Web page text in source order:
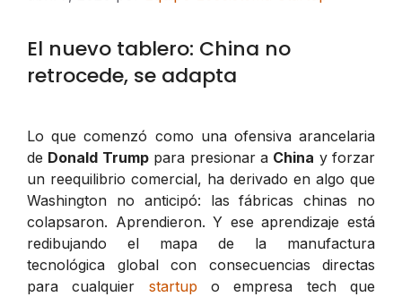
El nuevo tablero: China no
retrocede, se adapta
Lo que comenzó como una ofensiva arancelaria
de Donald Trumppara presionar a China y forzar
un reequilibrio comercial, ha derivado en algo que
Washington no anticipó: las fábricas chinas no
colapsaron. Aprendieron. Y ese aprendizaje está
redibujando el mapa de la manufactura
tecnológica global con consecuencias directas
para cualquier startup o empresa tech que